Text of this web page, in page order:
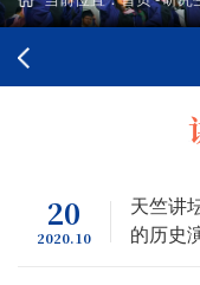
20
2020.10
天竺讲
的历史